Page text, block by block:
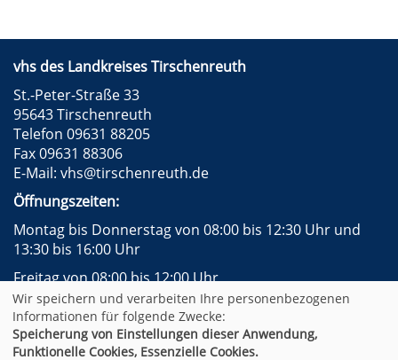
vhs des Landkreises Tirschenreuth
St.-Peter-Straße 33
95643 Tirschenreuth
Telefon 09631 88205
Fax 09631 88306
E-Mail: vhs@tirschenreuth.de
Öffnungszeiten:
Montag bis Donnerstag von 08:00 bis 12:30 Uhr und
13:30 bis 16:00 Uhr
Freitag von 08:00 bis 12:00 Uhr
Facebook
Instagram
Impressum
AGB
Datenschutzerklärung
Widerrufsformular
Newsletter
Sitemap
Wir speichern und verarbeiten Ihre personenbezogenen
Informationen für folgende Zwecke:
Speicherung von Einstellungen dieser Anwendung,
Funktionelle Cookies, Essenzielle Cookies.